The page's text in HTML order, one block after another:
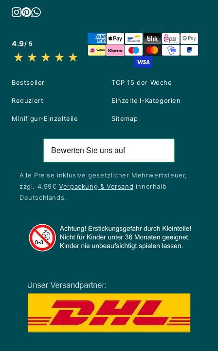
4.9/ 5
Bestseller TOP 15 der Woche
Reduziert Einzelteil-Kategorien
Minifigur-Einzelteile Sitemap
Alle Preise inklusive gesetzlicher Mehrwertsteuer,
zzgl. 4,99€Verpackung & Versand innerhalb
Deutschlands.